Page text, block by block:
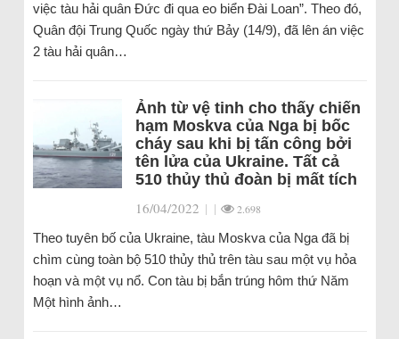
việc tàu hải quân Đức đi qua eo biển Đài Loan”. Theo đó,
Quân đội Trung Quốc ngày thứ Bảy (14/9), đã lên án việc
2 tàu hải quân…
Ảnh từ vệ tinh cho thấy chiến
hạm Moskva của Nga bị bốc
cháy sau khi bị tấn công bởi
tên lửa của Ukraine. Tất cả
510 thủy thủ đoàn bị mất tích
16/04/2022 | | 2.698
Theo tuyên bố của Ukraine, tàu Moskva của Nga đã bị
chìm cùng toàn bộ 510 thủy thủ trên tàu sau một vụ hỏa
hoạn và một vụ nổ. Con tàu bị bắn trúng hôm thứ Năm
Một hình ảnh…